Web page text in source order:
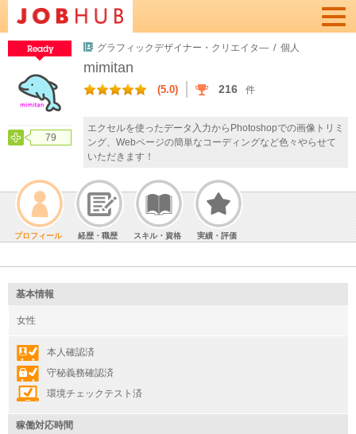
79
グラフィックデザイナー・クリエイタ― / 個人
mimitan
(5.0) 216 件
エクセルを使ったデータ入力からPhotoshopでの画像トリミ
ング、Webページの簡単なコーディングなど色々やらせて
いただきます！
プロフィール 経歴・職歴 スキル・資格 実績・評価
基本情報
女性
本人確認済
守秘義務確認済
環境チェックテスト済
稼働対応時間